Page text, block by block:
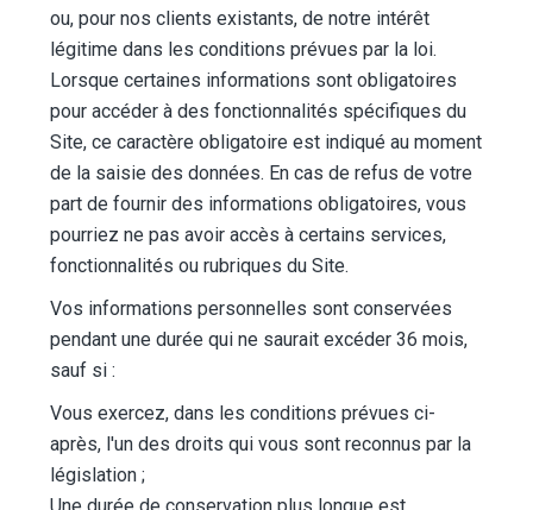
ou, pour nos clients existants, de notre intérêt
légitime dans les conditions prévues par la loi.
Lorsque certaines informations sont obligatoires
pour accéder à des fonctionnalités spécifiques du
Site, ce caractère obligatoire est indiqué au moment
de la saisie des données. En cas de refus de votre
part de fournir des informations obligatoires, vous
pourriez ne pas avoir accès à certains services,
fonctionnalités ou rubriques du Site.
Vos informations personnelles sont conservées
pendant une durée qui ne saurait excéder 36 mois,
sauf si :
Vous exercez, dans les conditions prévues ci-
après, l'un des droits qui vous sont reconnus par la
législation ;